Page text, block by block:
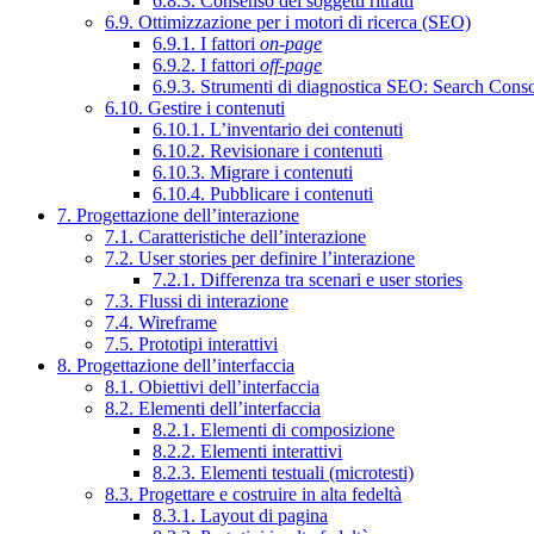
6.9. Ottimizzazione per i motori di ricerca (SEO)
6.9.1. I fattori on-page
6.9.2. I fattori off-page
6.9.3. Strumenti di diagnostica SEO: Search
6.10. Gestire i contenuti
6.10.1. L’inventario dei contenuti
6.10.2. Revisionare i contenuti
6.10.3. Migrare i contenuti
6.10.4. Pubblicare i contenuti
7. Progettazione dell’interazione
7.1. Caratteristiche dell’interazione
7.2. User stories per definire l’interazione
7.2.1. Differenza tra scenari e user stories
7.3. Flussi di interazione
7.4. Wireframe
7.5. Prototipi interattivi
8. Progettazione dell’interfaccia
8.1. Obiettivi dell’interfaccia
8.2. Elementi dell’interfaccia
8.2.1. Elementi di composizione
8.2.2. Elementi interattivi
8.2.3. Elementi testuali (microtesti)
8.3. Progettare e costruire in alta fedeltà
8.3.1. Layout di pagina